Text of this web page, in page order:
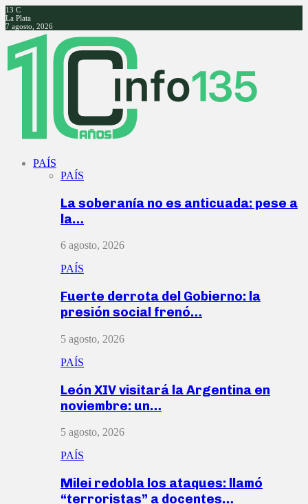
13 C
La Plata
7 agosto, 2026
Facebook
Twitter
Instagram
Youtube
PAÍS
PAÍS
La soberanía no es anticuada: pese a
la…
6 agosto, 2026
PAÍS
Fuerte derrota del Gobierno: la
presión social frenó…
5 agosto, 2026
PAÍS
León XIV visitará la Argentina en
noviembre: un…
5 agosto, 2026
PAÍS
Milei redobla los ataques: llamó
“terroristas” a docentes…